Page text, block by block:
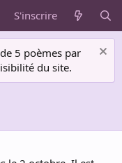
S'inscrire
5 poèmes par
du site.